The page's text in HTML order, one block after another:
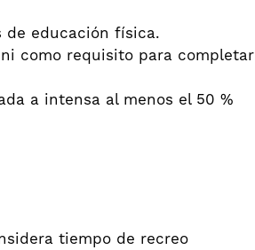
de educación física.
como requisito para completar
a intensa al menos el 50 %
tiempo de recreo